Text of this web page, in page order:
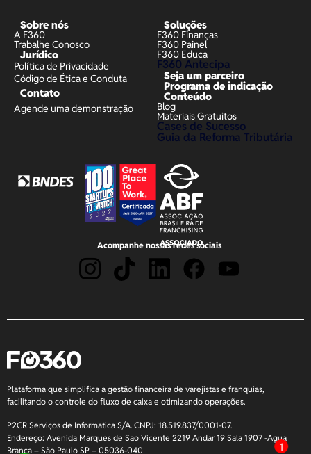
Sobre nós
A F360
Trabalhe Conosco
Jurídico
Política de Privacidade
Código de Ética e Conduta
Contato
Agende uma demonstração
Soluções
F360 Finanças
F360 Painel
F360 Educa
F360 Antecipa
Seja um parceiro
Programa de indicação
Conteúdo
Blog
Materiais Gratuitos
Cases de Sucesso
Guia da Reforma Tributária
Acompanhe nossas redes sociais
Plataforma que simplifica a gestão financeira de varejistas e franquias,
facilitando o controle do fluxo de caixa e otimizando operações.
P2CR Serviços de Informatica S/A. CNPJ: 18.519.837/0001-07.
Endereço: Avenida Marques de Sao Vicente 2219 Andar 19 Sala 1907 -Agua
Branca – São Paulo SP – 05036-040
1